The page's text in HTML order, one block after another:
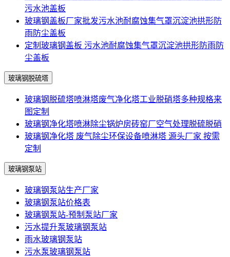
污水池盖板
玻璃钢盖板厂家批发污水池耐腐蚀集气罩沉淀池拱形防
雨防尘盖板
定制玻璃钢盖板 污水池耐腐蚀集气罩沉淀池拱形防雨防
尘盖板
玻璃钢脱硫塔
玻璃钢脱硫塔喷淋塔废气净化塔工业脱硝塔多种规格来
图定制
玻璃钢净化塔喷淋除尘锅炉房砖窑厂空气处理脱硫脱硝
玻璃钢净化塔 废气除尘环保设备喷淋塔 源头厂家 按需
定制
玻璃钢泵站
玻璃钢泵站生产厂家
玻璃钢泵站价格表
玻璃钢泵站-预制泵站厂家
污水提升泵玻璃钢泵站
雨水玻璃钢泵站
污水泵玻璃钢泵站